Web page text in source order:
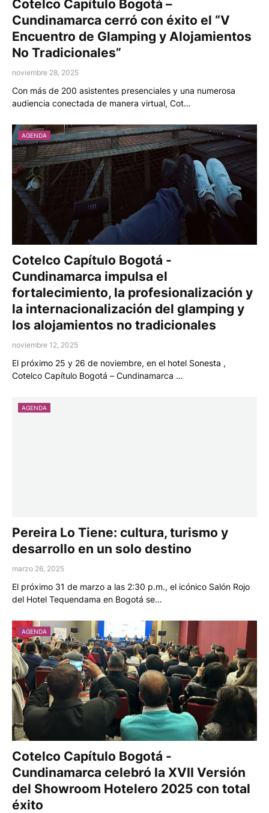
Cotelco Capítulo Bogotá –
Cundinamarca cerró con éxito el “V
Encuentro de Glamping y Alojamientos
No Tradicionales”
noviembre 28, 2025
Con más de 200 asistentes presenciales y una numerosa
audiencia conectada de manera virtual, Cot…
AGENDA
Cotelco Capítulo Bogotá -
Cundinamarca impulsa el
fortalecimiento, la profesionalización y
la internacionalización del glamping y
los alojamientos no tradicionales
noviembre 12, 2025
El próximo 25 y 26 de noviembre, en el hotel Sonesta ,
Cotelco Capítulo Bogotá – Cundinamarca …
AGENDA
Pereira Lo Tiene: cultura, turismo y
desarrollo en un solo destino
marzo 26, 2025
El próximo 31 de marzo a las 2:30 p.m., el icónico Salón Rojo
del Hotel Tequendama en Bogotá se…
AGENDA
Cotelco Capítulo Bogotá -
Cundinamarca celebró la XVII Versión
del Showroom Hotelero 2025 con total
éxito